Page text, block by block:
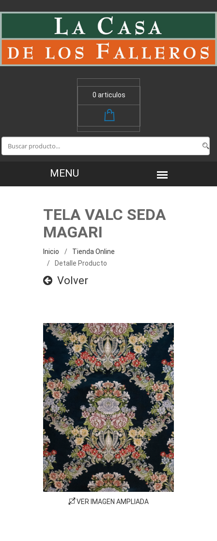
0 articulos
TELA VALC SEDA
MAGARI
Inicio
Tienda Online
Detalle Producto
Volver
VER IMAGEN AMPLIADA